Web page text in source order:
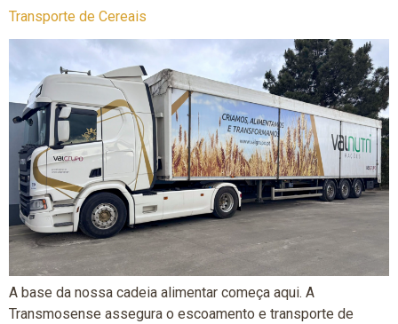
Transporte de Cereais
A base da nossa cadeia alimentar começa aqui. A
Transmosense assegura o escoamento e transporte de